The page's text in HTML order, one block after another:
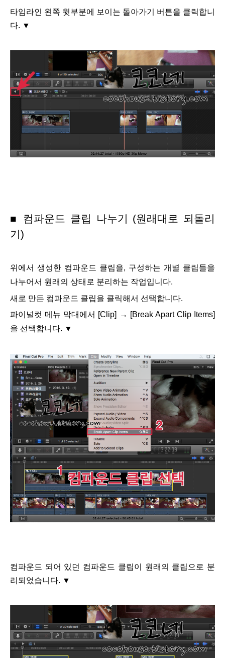
타임라인 왼쪽 윗부분에 보이는 돌아가기 버튼을 클릭합니
다. ▼
■ 컴파운드 클립 나누기 (원래대로 되돌리
기)
위에서 생성한 컴파운드 클립을, 구성하는 개별 클립들을
나누어서 원래의 상태로 분리하는 작업입니다.
새로 만든 컴파운드 클립을 클릭해서 선택합니다.
파이널컷 메뉴 막대에서 [Clip]
→ [Break Apart Clip Items]
을 선택합니다. ▼
컴파운드 되어 있던 컴파운드 클립이 원래의 클립으로 분
리되었습니다. ▼